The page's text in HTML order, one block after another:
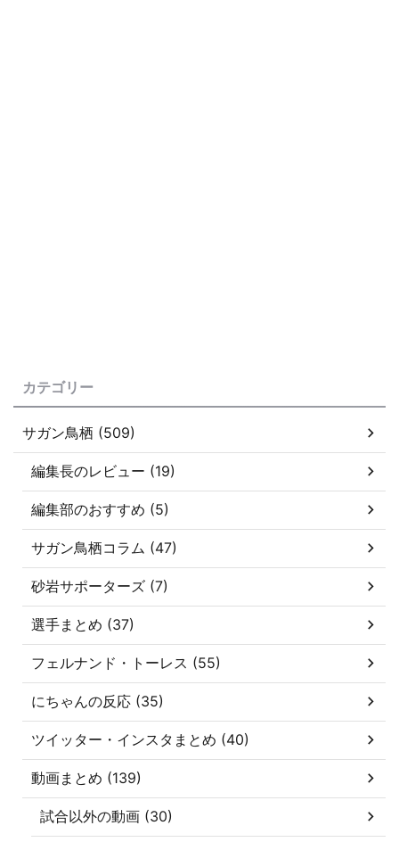
カテゴリー
サガン鳥栖 (509)
編集長のレビュー (19)
編集部のおすすめ (5)
サガン鳥栖コラム (47)
砂岩サポーターズ (7)
選手まとめ (37)
フェルナンド・トーレス (55)
にちゃんの反応 (35)
ツイッター・インスタまとめ (40)
動画まとめ (139)
試合以外の動画 (30)